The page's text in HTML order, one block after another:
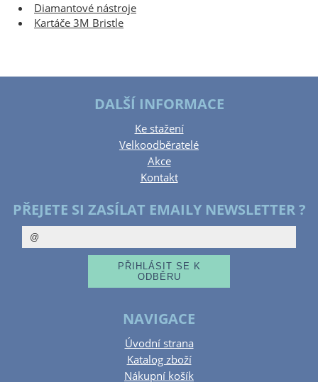
Diamantové nástroje
Kartáče 3M Bristle
DALŠÍ INFORMACE
Ke stažení
Velkoodběratelé
Akce
Kontakt
PŘEJETE SI ZASÍLAT EMAILY NEWSLETTER ?
NAVIGACE
Úvodní strana
Katalog zboží
Nákupní košík